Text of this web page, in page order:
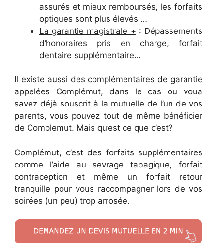
assurés et mieux remboursés, les forfaits
optiques sont plus élevés …
La garantie magistrale + : Dépassements
d’honoraires pris en charge, forfait
dentaire supplémentaire…
Il existe aussi des complémentaires de garantie
appelées Complémut, dans le cas ou voua
savez déjà souscrit à la mutuelle de l’un de vos
parents, vous pouvez tout de même bénéficier
de Complemut. Mais qu’est ce que c’est?
Complémut, c’est des forfaits supplémentaires
comme l’aide au sevrage tabagique, forfait
contraception et même un forfait retour
tranquille pour vous raccompagner lors de vos
soirées (un peu) trop arrosée.